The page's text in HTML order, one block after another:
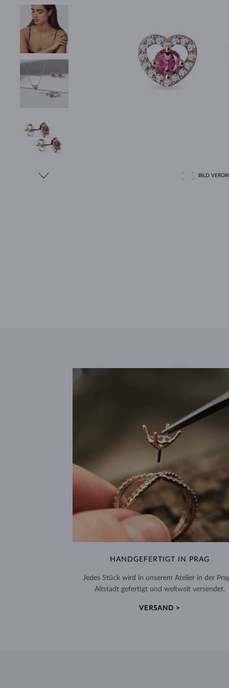
BILD
HANDGEFERTIGT IN PRAG
Jedes Stück wird in unserem Atelier in der
Altstadt gefertigt und weltweit versendet.
VERSAND >